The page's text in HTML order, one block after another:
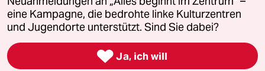
Leitlinie Informant Datenschutz Impressum AGB
Seitenwende Einwilligungen widerrufen (Ads)
eine Kampagne, die bedrohte linke Kulturzentren
und Jugendorte unterstützt. Sind Sie dabei?
 Ja, ich will